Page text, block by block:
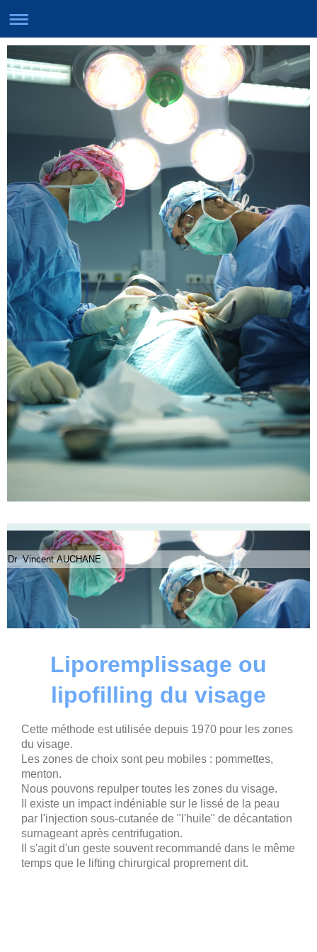
Dr Vincent AUCHANE
Liporemplissage ou
lipofilling du visage
Cette méthode est utilisée depuis 1970 pour les zones
du visage.
Les zones de choix sont peu mobiles : pommettes,
menton.
Nous pouvons repulper toutes les zones du visage.
Il existe un impact indéniable sur le lissé de la peau
par l'injection sous-cutanée de "l'huile" de décantation
surnageant après centrifugation.
Il s'agit d'un geste souvent recommandé dans le même
temps que le lifting chirurgical proprement dit.